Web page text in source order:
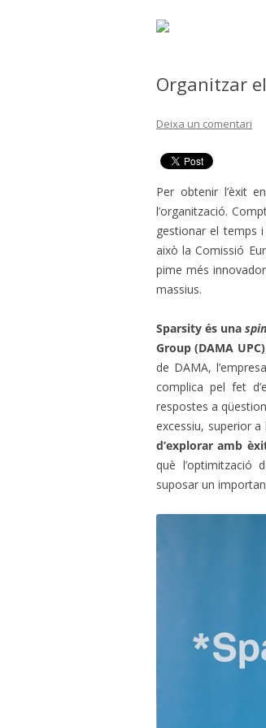
Organitzar
Deixa un comentari
Per obtenir l’èxit
l’organització.
gestionar el temps
això la Comissió
pime més
massius.
Sparsity és una
Group (DAMA UPC)
de DAMA,
complica pel fet
respostes a
excessiu, superior
d’explorar amb
què l’optimització
suposar un